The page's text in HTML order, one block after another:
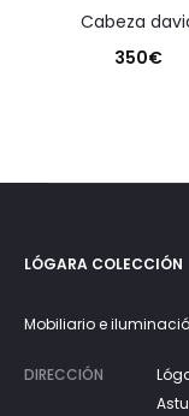
cabeza
350€
LÓGARA COLECCIÓN
Mobiliario e
DIRECCIÓN